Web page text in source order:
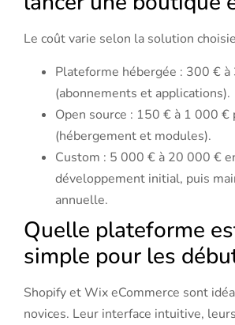
Le coût varie selon la solution
Plateforme hébergée : 300 € à
(abonnements et applications).
Open source : 150 € à 1 000 €
(hébergement et modules).
Custom : 5 000 € à 20 000 €
développement initial, puis
annuelle.
Quelle plateforme
simple pour les
Shopify et Wix eCommerce sont
novices. Leur interface intuitive,